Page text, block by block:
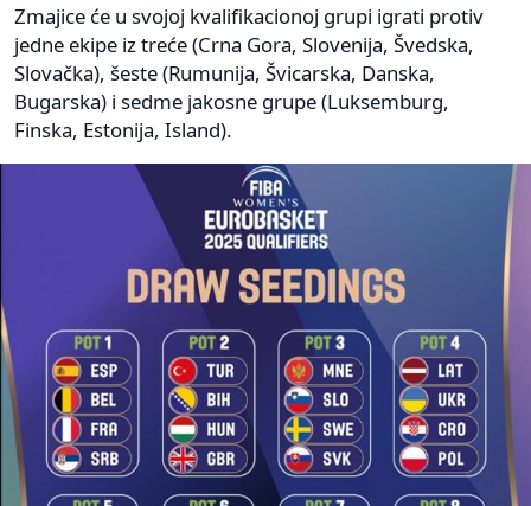
Zmajice će u svojoj kvalifikacionoj grupi igrati protiv
jedne ekipe iz treće (Crna Gora, Slovenija, Švedska,
Slovačka), šeste (Rumunija, Švicarska, Danska,
Bugarska) i sedme jakosne grupe (Luksemburg,
Finska, Estonija, Island).